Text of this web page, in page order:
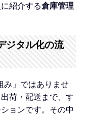
紹介する倉庫管理
ジタル化の流
み」ではありませ
荷・配送まで、す
ョンです。その中